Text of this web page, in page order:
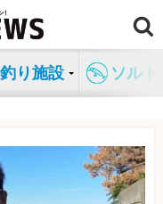
り施設 ソル